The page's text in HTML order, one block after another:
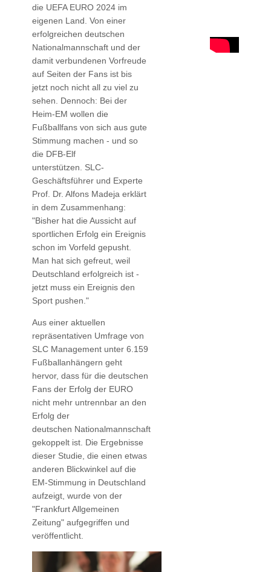
die UEFA EURO 2024 im
eigenen Land. Von einer
erfolgreichen deutschen
Nationalmannschaft und der
damit verbundenen Vorfreude
auf Seiten der Fans ist bis
jetzt noch nicht all zu viel zu
sehen. Dennoch: Bei der
Heim-EM wollen die
Fußballfans von sich aus gute
Stimmung machen - und so
die DFB-Elf
unterstützen. SLC-
Geschäftsführer und Experte
Prof. Dr. Alfons Madeja erklärt
in dem Zusammenhang:
"Bisher hat die Aussicht auf
sportlichen Erfolg ein Ereignis
schon im Vorfeld gepusht.
Man hat sich gefreut, weil
Deutschland erfolgreich ist -
jetzt muss ein Ereignis den
Sport pushen."
Aus einer aktuellen
repräsentativen Umfrage von
SLC Management unter 6.159
Fußballanhängern geht
hervor, dass für die deutschen
Fans der Erfolg der EURO
nicht mehr untrennbar an den
Erfolg der
deutschen Nationalmannschaft
gekoppelt ist. Die Ergebnisse
dieser Studie, die einen etwas
anderen Blickwinkel auf die
EM-Stimmung in Deutschland
aufzeigt, wurde von der
"Frankfurt Allgemeinen
Zeitung" aufgegriffen und
veröffentlicht.